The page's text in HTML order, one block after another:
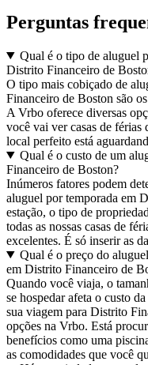
Perguntas
Qual é o tipo de aluguel
Distrito Financeiro de
O tipo mais cobiçado de
Financeiro de Boston são
A Vrbo oferece diversas
você vai ver casas de férias
local perfeito está
Qual é o custo de um
Financeiro de Boston?
Inúmeros fatores podem
aluguel por temporada em
estação, o tipo de
todas as nossas casas de
excelentes. É só inserir as
Qual é o preço do
em Distrito Financeiro de
Quando você viaja, o
se hospedar afeta o custo
sua viagem para Distrito
opções na Vrbo. Está
benefícios como uma
as comodidades que você